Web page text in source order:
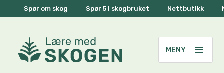
Spør om skog Spør 5 i skogbruket Nettbutikk